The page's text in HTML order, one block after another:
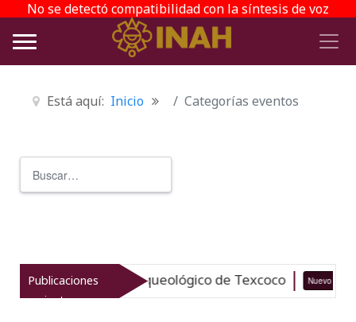
No se detectó compatibilidad con la síntesis de voz
Está aquí: Inicio Categorías eventos
Publicaciones
recientes
el patrimonio arqueológico de Texcoco Nuevo